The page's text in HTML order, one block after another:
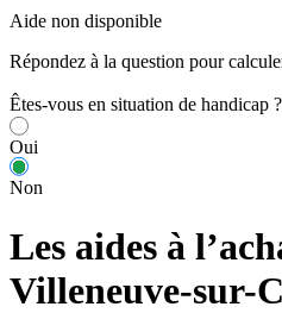
Aide non disponible
Répondez à la question pour
Êtes-vous en situation de handicap ?
Oui
Non
Les aides à
Villeneuve-sur-